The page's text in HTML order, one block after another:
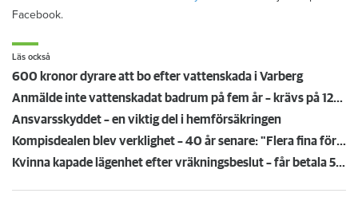
Facebook.
Läs också
600 kronor dyrare att bo efter vattenskada i Varberg
Anmälde inte vattenskadat badrum på fem år – krävs på 125 000 kronor
Ansvarsskyddet – en viktig del i hemförsäkringen
Kompisdealen blev verklighet – 40 år senare: "Flera fina fördelar med att dela bostad"
Kvinna kapade lägenhet efter vräkningsbeslut – får betala 50 000